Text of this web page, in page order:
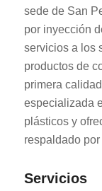
sede de San
por inyección
servicios a los
productos de
primera
especializada
plásticos y
respaldado
Servicios